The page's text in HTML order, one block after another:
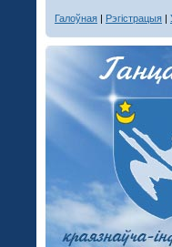
Галоўная | Рэгістрацыя |